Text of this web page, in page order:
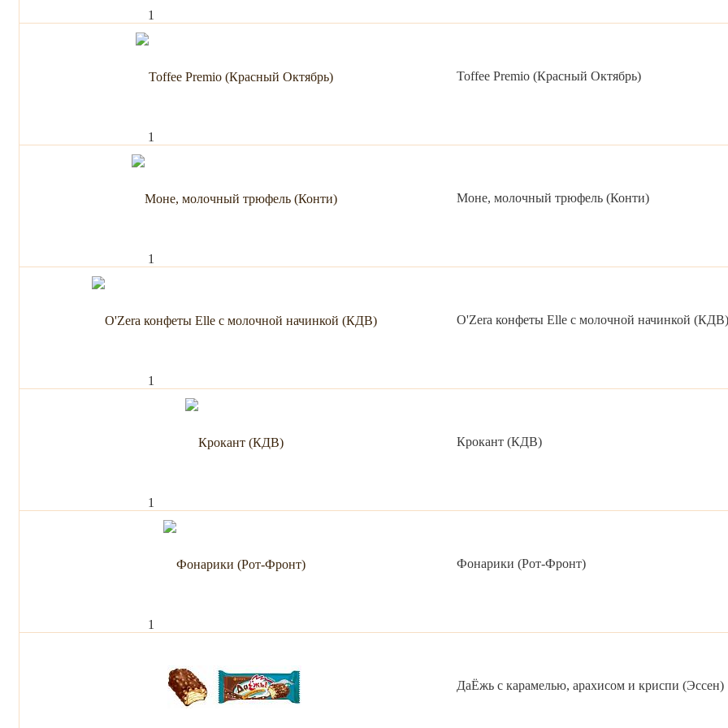
1
Toffee Premio (Красный Октябрь)
1
Моне, молочный трюфель (Конти)
1
O'Zera конфеты Elle с молочной начинкой
1
Крокант (КДВ)
1
Фонарики (Рот-Фронт)
1
ДаЁжь с карамелью, арахисом и криспи (Эссен)